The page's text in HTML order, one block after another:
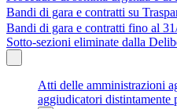
Bandi di gara e contratti su
Bandi di gara e contratti fino al
Sotto-sezioni eliminate dalla
Atti delle amministrazioni
aggiudicatori distintamente